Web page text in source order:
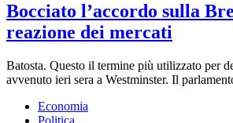
Bocciato l’accordo sulla
reazione dei mercati
Batosta. Questo il termine più utilizzato per
avvenuto ieri sera a Westminster. Il
Economia
Politica